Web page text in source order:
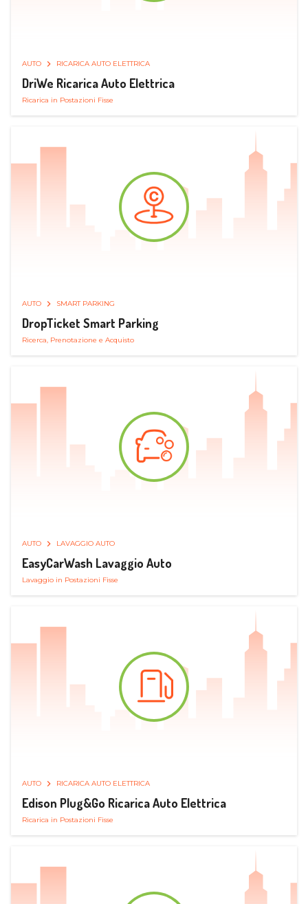
AUTO RICARICA AUTO ELETTRICA
DriWe Ricarica Auto Elettrica
Ricarica in Postazioni Fisse
AUTO SMART PARKING
DropTicket Smart Parking
Ricerca, Prenotazione e Acquisto
AUTO LAVAGGIO AUTO
EasyCarWash Lavaggio Auto
Lavaggio in Postazioni Fisse
AUTO RICARICA AUTO ELETTRICA
Edison Plug&Go Ricarica Auto Elettrica
Ricarica in Postazioni Fisse